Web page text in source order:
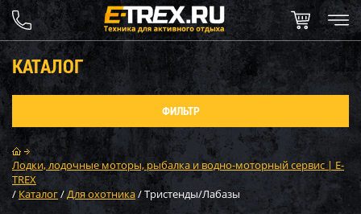
КАТАЛОГ
ФИЛЬТР
Лодки, лодочные моторы, рыбалка и водно-моторный сервис | E-
TREX
/ Каталог/Для охотника/Тристенды/Лабазы